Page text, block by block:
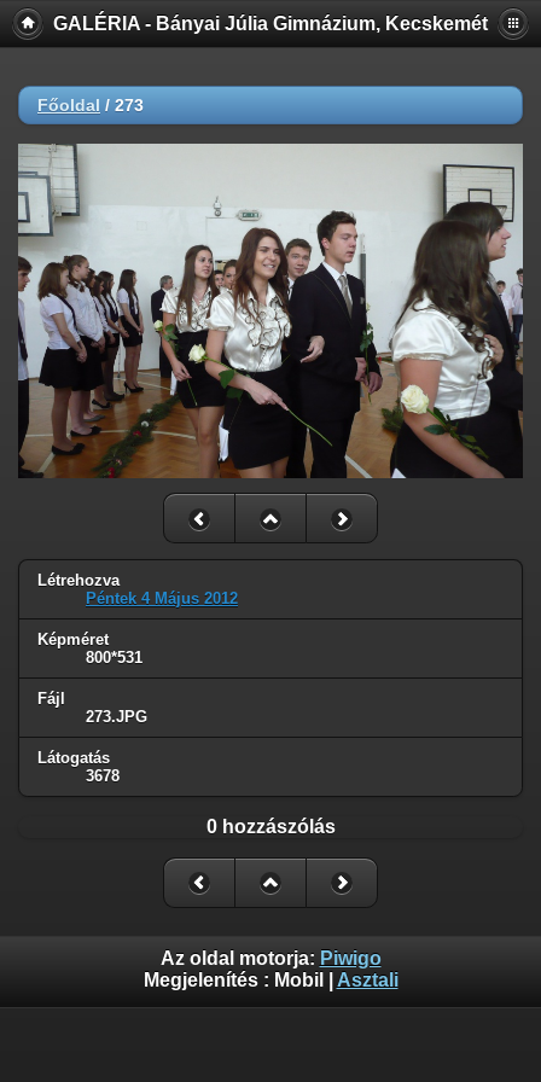
GALÉRIA - Bányai Júlia Gimnázium, Kecskemét
Főoldal / 273
Létrehozva
Péntek 4 Május 2012
Képméret
800*531
Fájl
273.JPG
Látogatás
3678
0 hozzászólás
Az oldal motorja: Piwigo
Megjelenítés : Mobil Asztali